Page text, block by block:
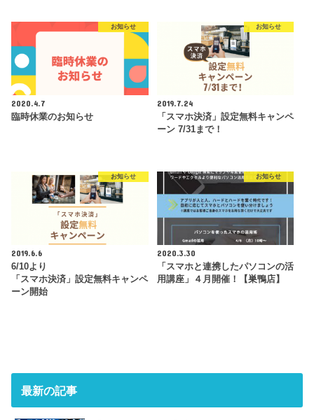
お知らせ
2020.4.7
臨時休業のお知らせ
お知らせ
2019.7.24
「スマホ決済」設定無料キャンペ
ーン 7/31まで！
お知らせ
2019.6.6
6/10より
「スマホ決済」設定無料キャンペ
ーン開始
お知らせ
2020.3.30
「スマホと連携したパソコンの活
用講座」４月開催！【巣鴨店】
最新の記事